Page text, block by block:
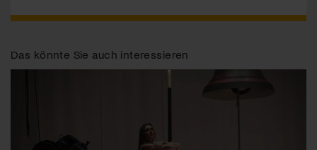
Das könnte Sie auch interessieren